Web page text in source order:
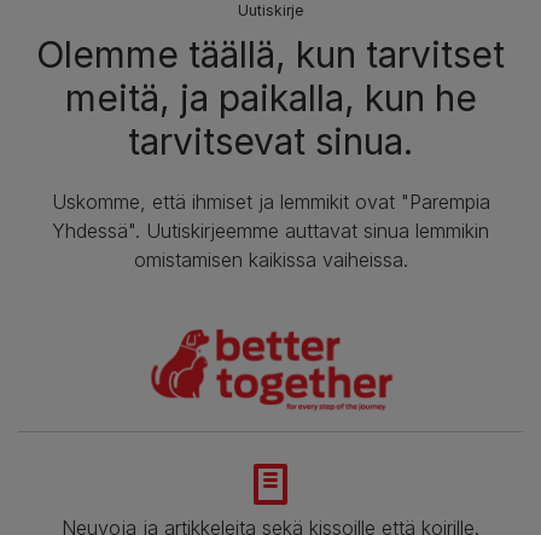
Uutiskirje
Olemme täällä, kun tarvitset
meitä, ja paikalla, kun he
tarvitsevat sinua.
Uskomme, että ihmiset ja lemmikit ovat "Parempia
Yhdessä". Uutiskirjeemme auttavat sinua lemmikin
omistamisen kaikissa vaiheissa.
Neuvoja ja artikkeleita sekä kissoille että koirille.